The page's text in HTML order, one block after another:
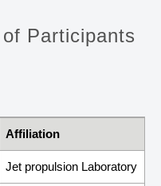
Participants
Affiliation
Jet propulsion Laboratory